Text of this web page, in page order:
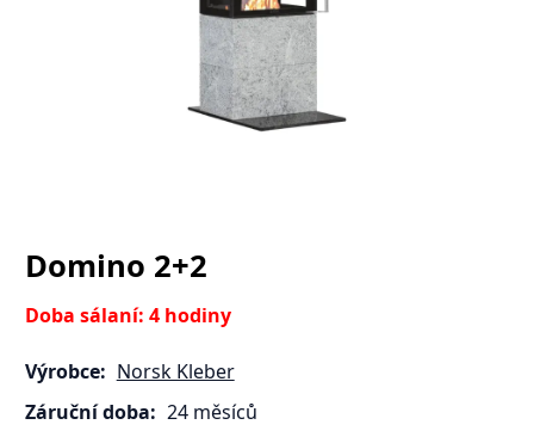
Domino 2+2
Doba sálaní: 4 hodiny
Výrobce: Norsk Kleber
Záruční doba: 24 měsíců